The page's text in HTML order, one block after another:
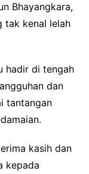
Bhayangkara,
tak kenal lelah
hadir di tengah
dan
tantangan
kasih dan
kepada